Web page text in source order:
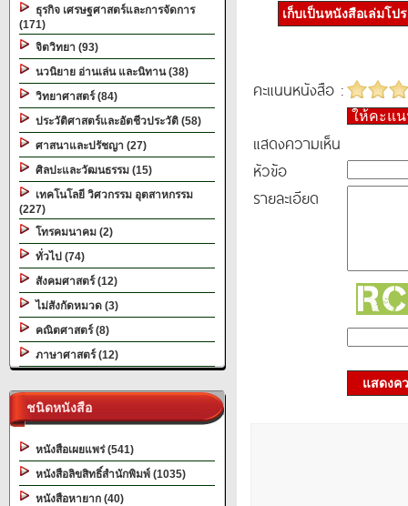
ธุรกิจ เศรษฐศาสตร์และการจัดการ
(171)
จิตวิทยา (93)
นวนิยาย อ่านเล่น และนิทาน (38)
วิทยาศาสตร์ (84)
ประวัติศาสตร์และอัตชีวประวัติ (58)
ศาสนาและปรัชญา (27)
ศิลปะและวัฒนธรรม (15)
เทคโนโลยี วิศวกรรม อุตสาหกรรม
(227)
โทรคมนาคม (2)
ทั่วไป (74)
สังคมศาสตร์ (12)
ไม่สังกัดหมวด (3)
คณิตศาสตร์ (8)
ภาษาศาสตร์ (12)
ชนิดหนังสือ
หนังสือเผยแพร่ (541)
หนังสือลิขสิทธิ์สำนักพิมพ์ (1035)
หนังสือหายาก (40)
เก็บเป็นหนังสือเล่มโป
คะแนนหนังสือ :
ให้คะแ
แสดงความเห็น
หัวข้อ
รายละเอียด
แสดงค